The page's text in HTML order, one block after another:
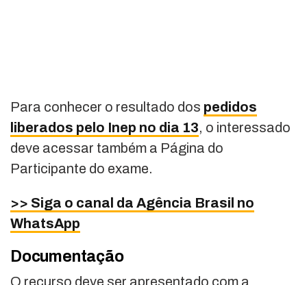
Para conhecer o resultado dos pedidos
liberados pelo Inep no dia 13, o interessado
deve acessar também a Página do
Participante do exame.
>> Siga o canal da Agência Brasil no
WhatsApp
Documentação
O recurso deve ser apresentado com a